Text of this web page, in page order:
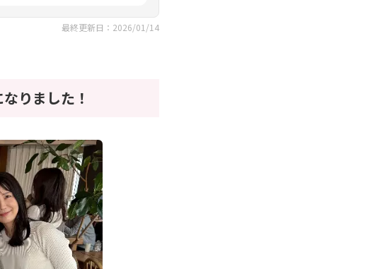
最終更新日：2026/01/14
りました！